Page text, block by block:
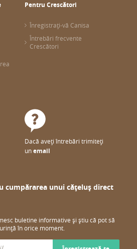
Pentru Crescători
Înregistrați-vă Canisa
Întrebări frecvente
Crescători
Dacă aveți întrebări trimiteți
unemail
cumpărarea unui cățeluș direct
buletine informative și știu că pot să
în orice moment.